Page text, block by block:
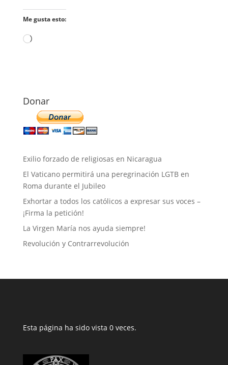
Me gusta esto:
Cargando...
Donar
Exilio forzado de religiosas en Nicaragua
El Vaticano permitirá una peregrinación LGTB en
Roma durante el Jubileo
Exhortar a todos los católicos a expresar sus voces –
¡Firma la petición!
La Virgen María nos ayuda siempre!
Revolución y Contrarrevolución
Esta página ha sido vista 0 veces.